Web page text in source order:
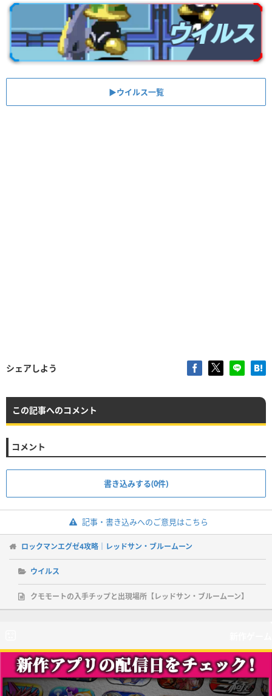
▶︎ウイルス一覧
シェアしよう
この記事へのコメント
コメント
書き込みする(0件)
記事・書き込みへのご意見はこちら
ロックマンエグゼ4攻略｜レッドサン・ブルームーン
ウイルス
クモモートの入手チップと出現場所【レッドサン・ブルームーン】